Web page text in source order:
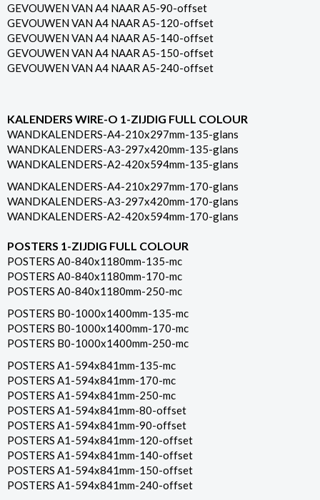
GEVOUWEN VAN A4 NAAR A5-90-offset
GEVOUWEN VAN A4 NAAR A5-120-offset
GEVOUWEN VAN A4 NAAR A5-140-offset
GEVOUWEN VAN A4 NAAR A5-150-offset
GEVOUWEN VAN A4 NAAR A5-240-offset
KALENDERS WIRE-O 1-ZIJDIG FULL COLOUR
WANDKALENDERS-A4-210x297mm-135-glans
WANDKALENDERS-A3-297x420mm-135-glans
WANDKALENDERS-A2-420x594mm-135-glans
WANDKALENDERS-A4-210x297mm-170-glans
WANDKALENDERS-A3-297x420mm-170-glans
WANDKALENDERS-A2-420x594mm-170-glans
POSTERS 1-ZIJDIG FULL COLOUR
POSTERS A0-840x1180mm-135-mc
POSTERS A0-840x1180mm-170-mc
POSTERS A0-840x1180mm-250-mc
POSTERS B0-1000x1400mm-135-mc
POSTERS B0-1000x1400mm-170-mc
POSTERS B0-1000x1400mm-250-mc
POSTERS A1-594x841mm-135-mc
POSTERS A1-594x841mm-170-mc
POSTERS A1-594x841mm-250-mc
POSTERS A1-594x841mm-80-offset
POSTERS A1-594x841mm-90-offset
POSTERS A1-594x841mm-120-offset
POSTERS A1-594x841mm-140-offset
POSTERS A1-594x841mm-150-offset
POSTERS A1-594x841mm-240-offset